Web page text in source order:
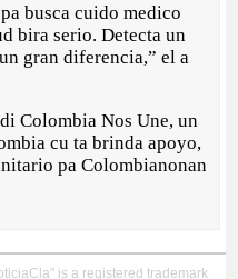
busca cuido medico
bira serio. Detecta un
gran diferencia,” el a
Colombia Nos Une, un
cu ta brinda apoyo,
pa Colombianonan
is a registered trademark